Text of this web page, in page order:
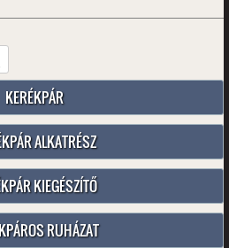
KERÉKPÁR
ALKATRÉSZ
KIEGÉSZÍTŐ
RUHÁZAT